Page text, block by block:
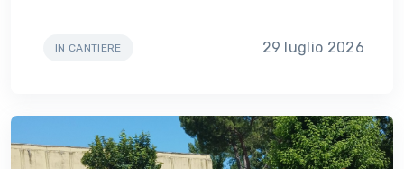
IN CANTIERE 29 luglio 2026